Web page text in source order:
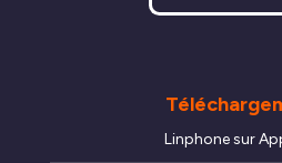
Linphone sur